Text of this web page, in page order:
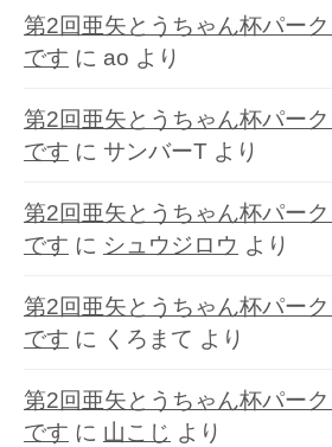
ー
第2回亜矢とうちゃん杯パー
です に ao より
第2回亜矢とうちゃん杯パー
です に サンバーT より
第2回亜矢とうちゃん杯パー
です に シュウジロウ より
第2回亜矢とうちゃん杯パー
です に くろまて より
第2回亜矢とうちゃん杯パー
です に 山こじ より